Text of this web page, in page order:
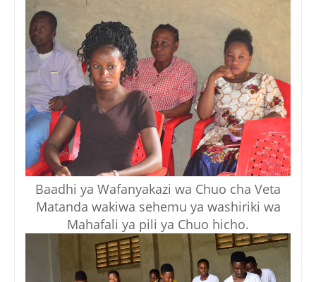
Baadhi ya Wafanyakazi wa Chuo cha Veta
Matanda wakiwa sehemu ya washiriki wa
Mahafali ya pili ya Chuo hicho.